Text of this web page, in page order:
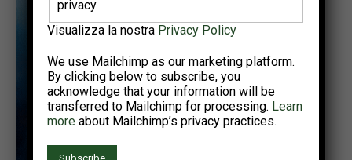
privacy.
Visualizza la nostra Privacy Policy
We use Mailchimp as our marketing platform.
By clicking below to subscribe, you
acknowledge that your information will be
transferred to Mailchimp for processing. Learn
more about Mailchimp’s privacy practices.